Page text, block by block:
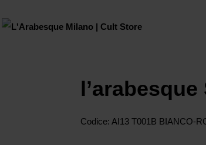
Codice: AI13 T001B BIANCO-